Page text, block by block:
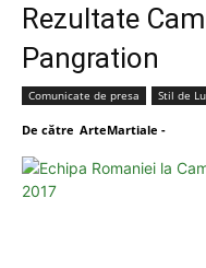
Rezultate
Pangration
Comunicate de presa Stil de
De către ArteMartiale -